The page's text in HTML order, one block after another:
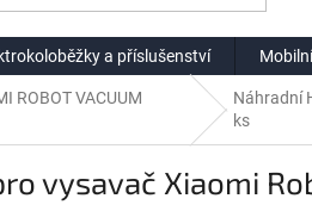
a příslušenství
ROBOT VACUUM
Náhradní
ks
vysavač Xiaomi